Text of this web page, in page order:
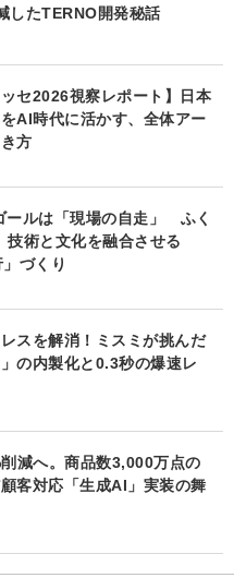
したTERNO開発秘話
ッセ2026視察レポート】日本
AI時代に活かす、全体アー
方
ールは「現場の自走」 ふく
技術と文化を融合させる
」づくり
スを解消！ミスミが挑んだ
」の内製化と0.3秒の爆速レ
減へ。商品数3,000万点の
客対応「生成AI」実装の舞